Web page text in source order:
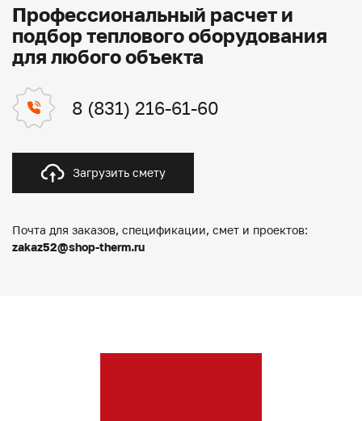
Профессиональный расчет и
подбор теплового оборудования
для любого объекта
8 (831) 216-61-60
Загрузить смету
Почта для заказов, спецификации, смет и проектов:
zakaz52@shop-therm.ru